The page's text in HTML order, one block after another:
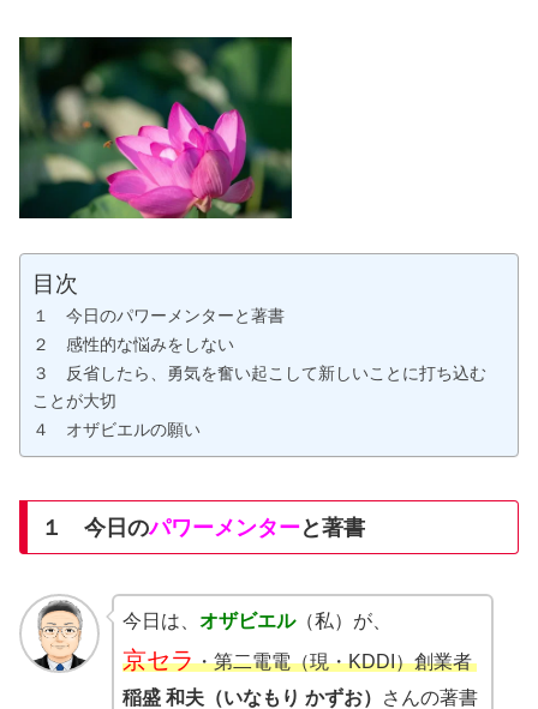
目次
１ 今日のパワーメンターと著書
２ 感性的な悩みをしない
３ 反省したら、勇気を奮い起こして新しいことに打ち込む
ことが大切
４ オザビエルの願い
１ 今日のパワーメンターと著書
今日は、 オザビエル（私）が、
京セラ・第二電電（現・KDDI）創業者
稲盛 和夫（いなもり かずお）
さんの著書